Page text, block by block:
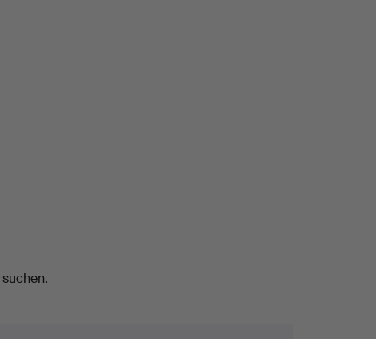
suchen.